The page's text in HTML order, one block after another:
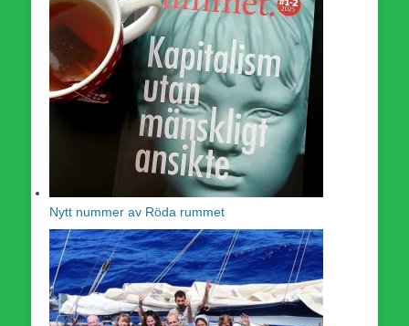
Nytt nummer av Röda rummet